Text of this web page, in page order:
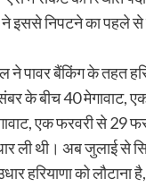
ने इससे निपटने का पहले से
ने पावर बैंकिंग के तहत
के बीच 40 मेगावाट,
एक फरवरी से 29
ली थी। अब जुलाई से
हरियाणा को लौटाना